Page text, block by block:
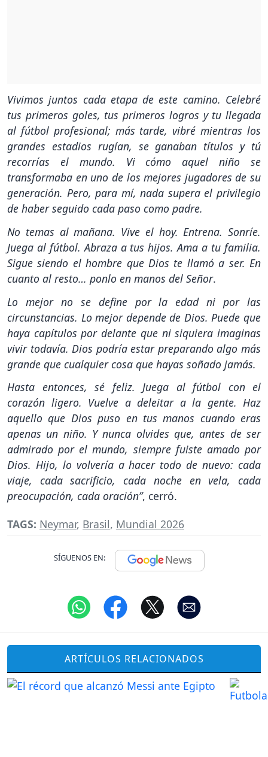
Vivimos juntos cada etapa de este camino. Celebré
tus primeros goles, tus primeros logros y tu llegada
al fútbol profesional; más tarde, vibré mientras los
grandes estadios rugían, se ganaban títulos y tú
recorrías el mundo. Vi cómo aquel niño se
transformaba en uno de los mejores jugadores de su
generación. Pero, para mí, nada supera el privilegio
de haber seguido cada paso como padre.
No temas al mañana. Vive el hoy. Entrena. Sonríe.
Juega al fútbol. Abraza a tus hijos. Ama a tu familia.
Sigue siendo el hombre que Dios te llamó a ser. En
cuanto al resto… ponlo en manos del Señor.
Lo mejor no se define por la edad ni por las
circunstancias. Lo mejor depende de Dios. Puede que
haya capítulos por delante que ni siquiera imaginas
vivir todavía. Dios podría estar preparando algo más
grande que cualquier cosa que hayas soñado jamás.
Hasta entonces, sé feliz. Juega al fútbol con el
corazón ligero. Vuelve a deleitar a la gente. Haz
aquello que Dios puso en tus manos cuando eras
apenas un niño. Y nunca olvides que, antes de ser
admirado por el mundo, siempre fuiste amado por
Dios. Hijo, lo volvería a hacer todo de nuevo: cada
viaje, cada sacrificio, cada noche en vela, cada
preocupación, cada oración”, cerró.
TAGS: Neymar, Brasil, Mundial 2026
SÍGUENOS EN:
ARTÍCULOS RELACIONADOS